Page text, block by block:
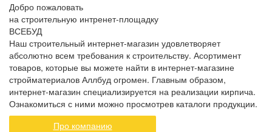
Добро пожаловать
на строительную интренет-площадку
ВСЕБУД
Наш строительный интернет-магазин удовлетворяет
абсолютно всем требования к строительству. Асортимент
товаров, которые вы можете найти в интернет-магазине
стройматериалов Аллбуд огромен. Главным образом,
интернет-магазин специализируется на реализации кирпича.
Ознакомиться с ними можно просмотрев каталоги продукции.
Про компанию